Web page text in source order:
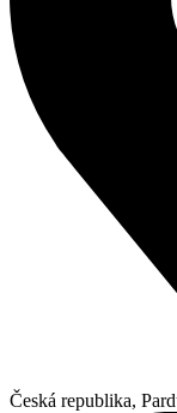
Česká republika,